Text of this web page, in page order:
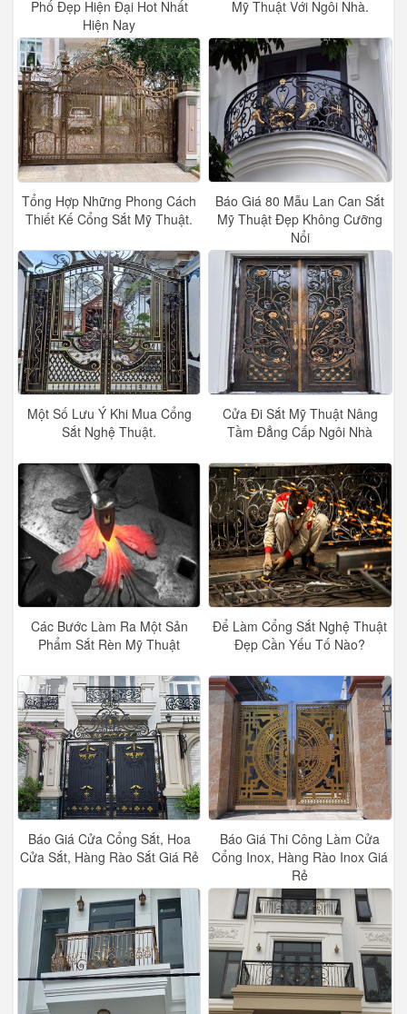
Phố Đẹp Hiện Đại Hot Nhất
Hiện Nay
Mỹ Thuật Với Ngôi Nhà.
Tổng Hợp Những Phong Cách
Thiết Kế Cổng Sắt Mỹ Thuật.
Báo Giá 80 Mẫu Lan Can Sắt
Mỹ Thuật Đẹp Không Cưỡng
Nổi
Một Số Lưu Ý Khi Mua Cổng
Sắt Nghệ Thuật.
Cửa Đi Sắt Mỹ Thuật Nâng
Tầm Đẳng Cấp Ngôi Nhà
Các Bước Làm Ra Một Sản
Phẩm Sắt Rèn Mỹ Thuật
Để Làm Cổng Sắt Nghệ Thuật
Đẹp Cần Yếu Tố Nào?
Báo Giá Cửa Cổng Sắt, Hoa
Cửa Sắt, Hàng Rào Sắt Giá Rẻ
Báo Giá Thi Công Làm Cửa
Cổng Inox, Hàng Rào Inox Giá
Rẻ